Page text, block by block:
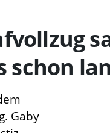
schon
Gaby